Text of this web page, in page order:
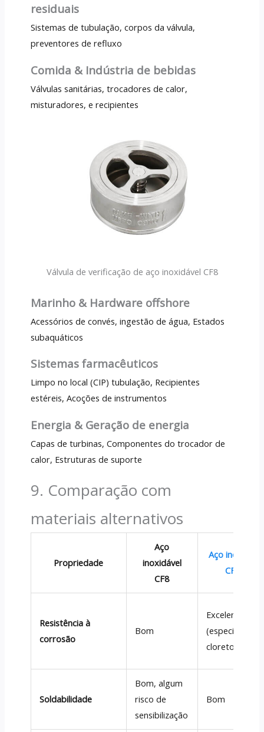
residuais
Sistemas de tubulação, corpos da válvula,
preventores de refluxo
Comida & Indústria de bebidas
Válvulas sanitárias, trocadores de calor,
misturadores, e recipientes
Válvula de verificação de aço inoxidável CF8
Marinho & Hardware offshore
Acessórios de convés, ingestão de água, Estados
subaquáticos
Sistemas farmacêuticos
Limpo no local (CIP) tubulação, Recipientes
estéreis, Acoções de instrumentos
Energia & Geração de energia
Capas de turbinas, Componentes do trocador de
calor, Estruturas de suporte
9. Comparação com
materiais alternativos
Propriedade
Aço
inoxidável
CF8
Aço inoxidável
CF8M
Resistência à
corrosão
Bom
Excelente
cloretos)
Soldabilidade
Bom, algum
risco de
sensibilização
Bom